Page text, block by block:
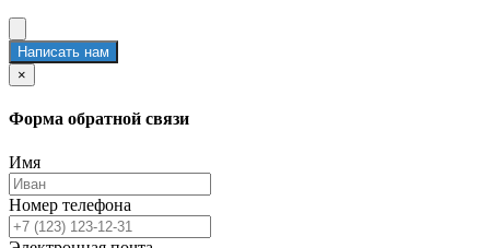
Написать нам
×
Форма обратной связи
Имя
Номер телефона